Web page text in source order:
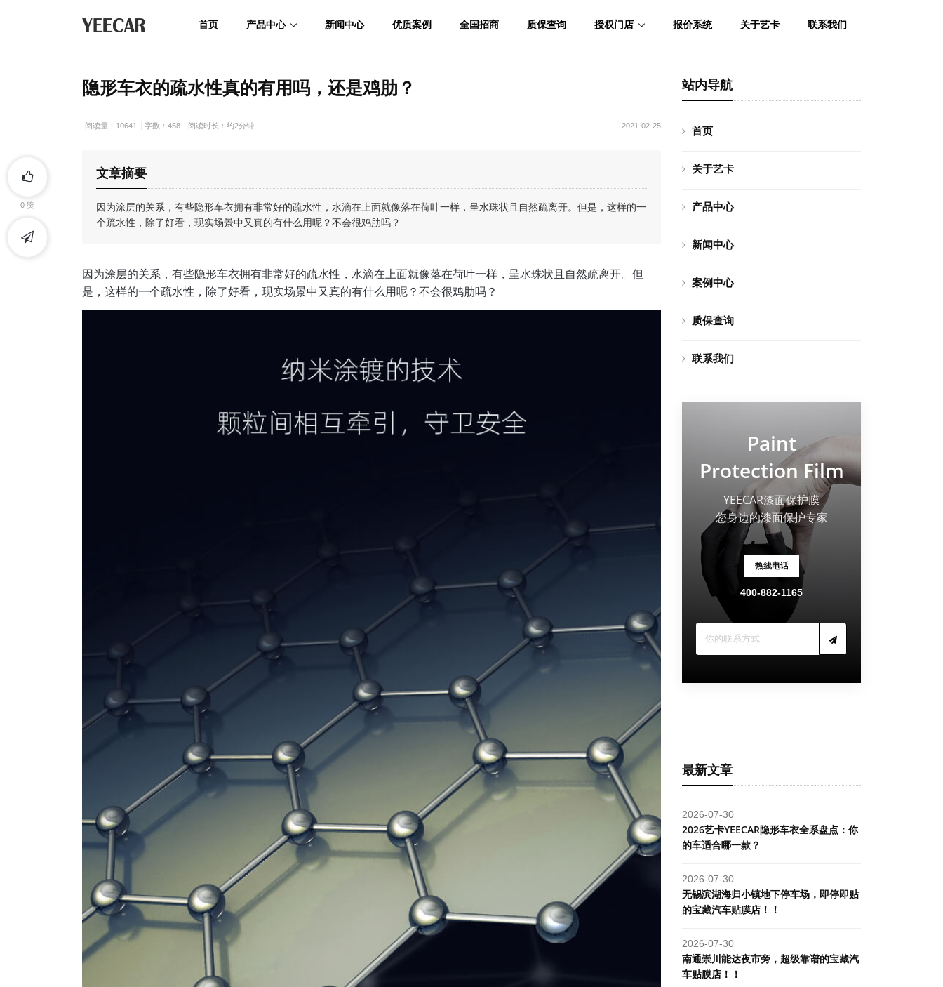
首页 产品中心 新闻中心 优质案例 全国招商 质保查询 授权门店 报价系统 关于艺卡 联系我们
隐形车衣的疏水性真的有用吗，还是鸡肋？
阅读量：10641 字数：458 阅读时长：约2分钟 2021-02-25
文章摘要
因为涂层的关系，有些隐形车衣拥有非常好的疏水性，水滴在上面就像落在荷叶一样，呈水珠状且自然疏离开。但是，这样的一
个疏水性，除了好看，现实场景中又真的有什么用呢？不会很鸡肋吗？
因为涂层的关系，有些隐形车衣拥有非常好的疏水性，水滴在上面就像落在荷叶一样，呈水珠状且自然疏离开。但
是，这样的一个疏水性，除了好看，现实场景中又真的有什么用呢？不会很鸡肋吗？
站内导航
首页
关于艺卡
产品中心
新闻中心
案例中心
质保查询
联系我们
Paint
Protection Film
YEECAR漆面保护膜
您身边的漆面保护专家
热线电话
400-882-1165
最新文章
2026-07-30
2026艺卡YEECAR隐形车衣全系盘点：你
的车适合哪一款？
2026-07-30
​无锡滨湖海归小镇地下停车场，即停即贴
的宝藏汽车贴膜店！！
2026-07-30
南通崇川能达夜市旁，超级靠谱的宝藏汽
车贴膜店！！
0 赞